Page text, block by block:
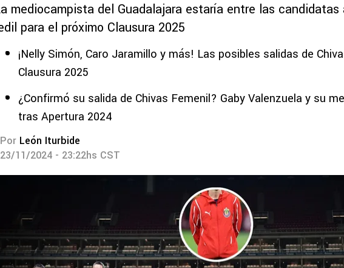
mediocampista del Guadalajara estaría entre las candidatas
para el próximo Clausura 2025
¡Nelly Simón, Caro Jaramillo y más! Las posibles salidas de
Clausura 2025
¿Confirmó su salida de Chivas Femenil? Gaby Valenzuela y su
tras Apertura 2024
Por León Iturbide
23/11/2024 - 23:22hs CST